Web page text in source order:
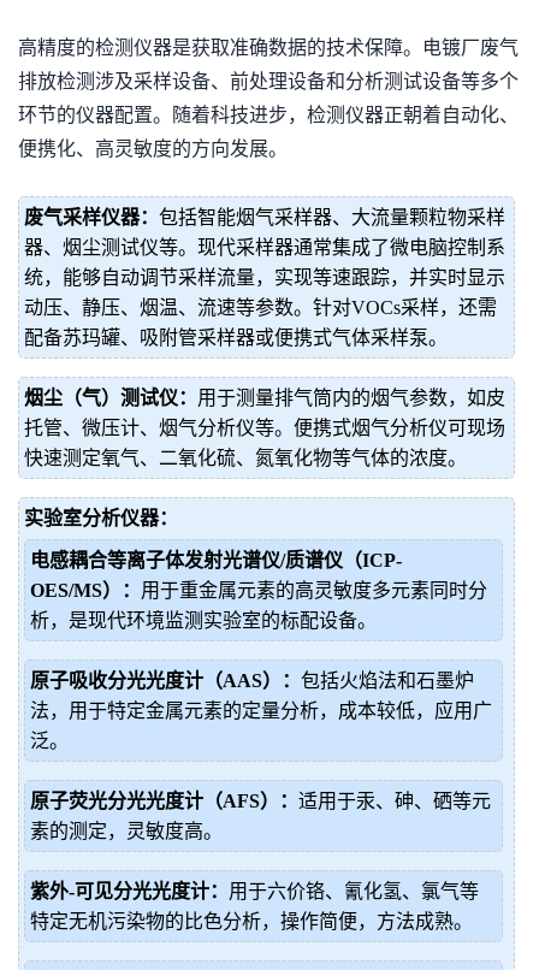
高精度的检测仪器是获取准确数据的技术保障。电镀厂废气
排放检测涉及采样设备、前处理设备和分析测试设备等多个
环节的仪器配置。随着科技进步，检测仪器正朝着自动化、
便携化、高灵敏度的方向发展。
废气采样仪器： 包括智能烟气采样器、大流量颗粒物采样
器、烟尘测试仪等。现代采样器通常集成了微电脑控制系
统，能够自动调节采样流量，实现等速跟踪，并实时显示
动压、静压、烟温、流速等参数。针对VOCs采样，还需
配备苏玛罐、吸附管采样器或便携式气体采样泵。
烟尘（气）测试仪： 用于测量排气筒内的烟气参数，如皮
托管、微压计、烟气分析仪等。便携式烟气分析仪可现场
快速测定氧气、二氧化硫、氮氧化物等气体的浓度。
实验室分析仪器：
电感耦合等离子体发射光谱仪/质谱仪（ICP-
OES/MS）： 用于重金属元素的高灵敏度多元素同时分
析，是现代环境监测实验室的标配设备。
原子吸收分光光度计（AAS）： 包括火焰法和石墨炉
法，用于特定金属元素的定量分析，成本较低，应用广
泛。
原子荧光分光光度计（AFS）： 适用于汞、砷、硒等元
素的测定，灵敏度高。
紫外-可见分光光度计： 用于六价铬、氰化氢、氯气等
特定无机污染物的比色分析，操作简便，方法成熟。